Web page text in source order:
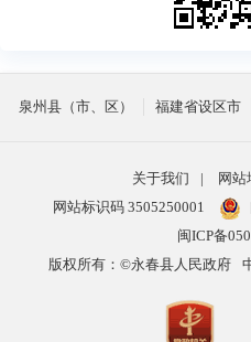
泉州县（市、区） 福建省设区市
关于我们 | 网站
网站标识码 3505250001
闽ICP备
版权所有：©永春县人民政府